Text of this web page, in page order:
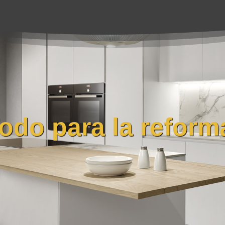
para la